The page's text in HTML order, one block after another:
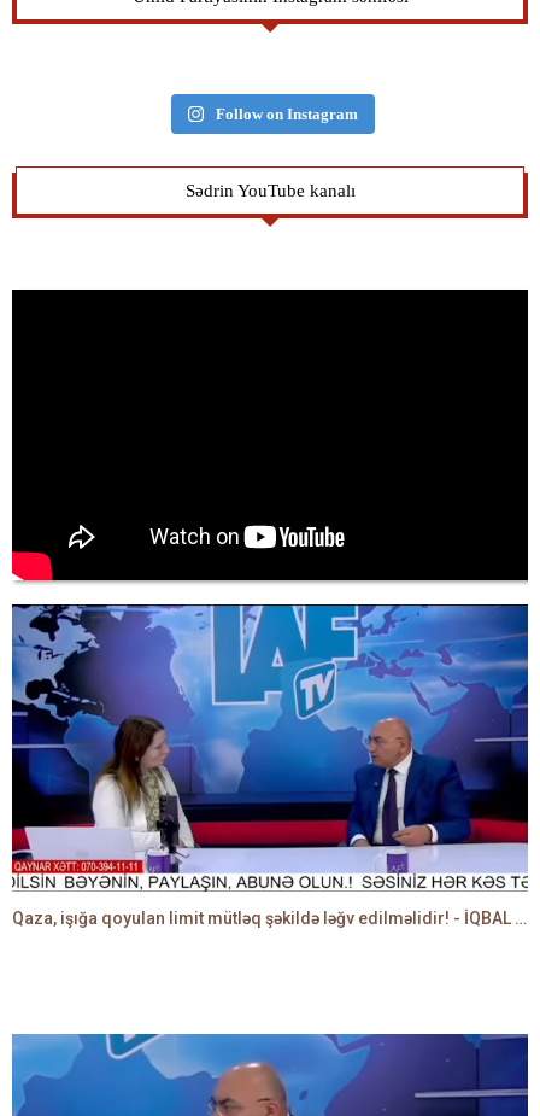
Follow on Instagram
Sədrin YouTube kanalı
Qaza, işığa qoyulan limit mütləq şəkildə ləğv edilməlidir! - İQBAL AĞAZADƏ